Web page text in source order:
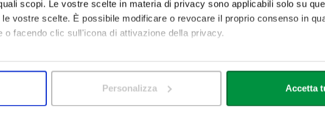
scopi. Le vostre scelte in materia di privacy sono applicabili solo su
vostre scelte. È possibile modificare o revocare il proprio consenso in
o facendo clic sull'icona di attivazione della privacy.
anche:
scansionandolo attivamente alla ricerca di caratteristiche specifiche
Personalizza Accetta
e Paralimpici
ma sono comunquetesseraticome tecnici sportivi presso
al Comitato Olimpico Nazionale Italiano (CONI) e che hanno partecipato a
Nazionali, Europei, Giochi del Mediterraneo, Universiadi, Mondiali, Giochi
a conciliare lo studio universitario con la loro passione per lo sport